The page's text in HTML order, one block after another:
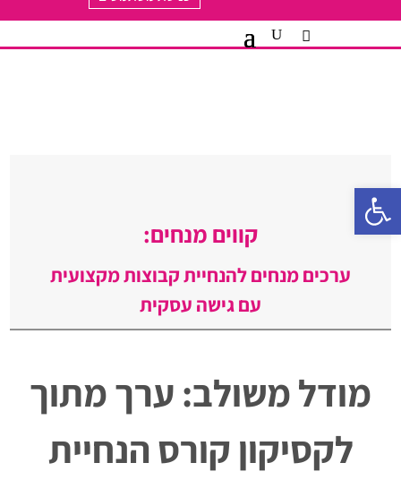
קווים מנחים:
ערכים מנחים להנחיית קבוצות מקצועית
עם גישה עסקית
מודל משולב: ערך מתוך
לקסיקון קורס הנחיית
פתח סרגל נגישות